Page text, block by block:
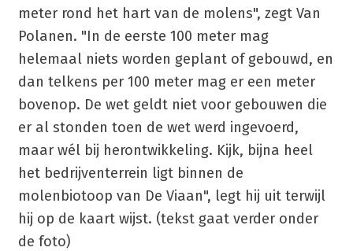
meter rond het hart van de molens", zegt Van
Polanen. "In de eerste 100 meter mag
helemaal niets worden geplant of gebouwd, en
dan telkens per 100 meter mag er een meter
bovenop. De wet geldt niet voor gebouwen die
er al stonden toen de wet werd ingevoerd,
maar wél bij herontwikkeling. Kijk, bijna heel
het bedrijventerrein ligt binnen de
molenbiotoop van De Viaan", legt hij uit terwijl
hij op de kaart wijst. (tekst gaat verder onder
de foto)